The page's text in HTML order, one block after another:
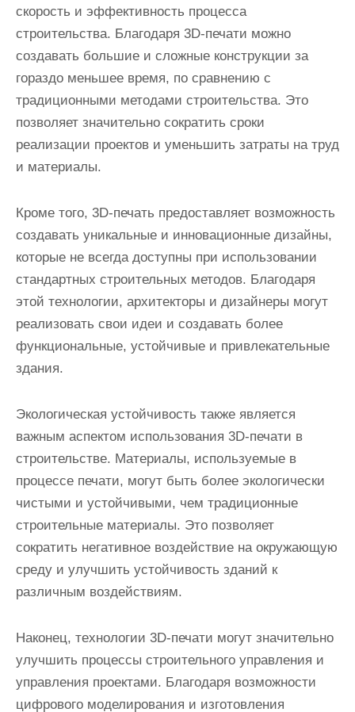
скорость и эффективность процесса
строительства. Благодаря 3D-печати можно
создавать большие и сложные конструкции за
гораздо меньшее время, по сравнению с
традиционными методами строительства. Это
позволяет значительно сократить сроки
реализации проектов и уменьшить затраты на труд
и материалы.
Кроме того, 3D-печать предоставляет возможность
создавать уникальные и инновационные дизайны,
которые не всегда доступны при использовании
стандартных строительных методов. Благодаря
этой технологии, архитекторы и дизайнеры могут
реализовать свои идеи и создавать более
функциональные, устойчивые и привлекательные
здания.
Экологическая устойчивость также является
важным аспектом использования 3D-печати в
строительстве. Материалы, используемые в
процессе печати, могут быть более экологически
чистыми и устойчивыми, чем традиционные
строительные материалы. Это позволяет
сократить негативное воздействие на окружающую
среду и улучшить устойчивость зданий к
различным воздействиям.
Наконец, технологии 3D-печати могут значительно
улучшить процессы строительного управления и
управления проектами. Благодаря возможности
цифрового моделирования и изготовления